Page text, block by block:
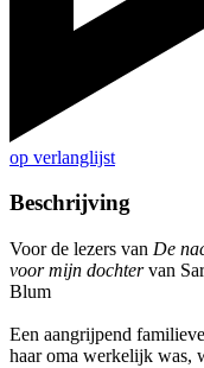
op verlanglijst
Beschrijving
Voor de lezers van De
voor mijn dochtervan
Blum
Een aangrijpend
haar oma werkelijk was,